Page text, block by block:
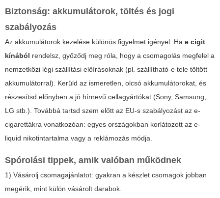
Biztonság: akkumulátorok, töltés és jogi
szabályozás
Az akkumulátorok kezelése különös figyelmet igényel. Ha e cigit
kínából rendelsz, győződj meg róla, hogy a csomagolás megfelel a
nemzetközi légi szállítási előírásoknak (pl. szállítható-e tele töltött
akkumulátorral). Kerüld az ismeretlen, olcsó akkumulátorokat, és
részesítsd előnyben a jó hírnevű cellagyártókat (Sony, Samsung,
LG stb.). Továbbá tartsd szem előtt az EU-s szabályozást az e-
cigarettákra vonatkozóan: egyes országokban korlátozott az e-
liquid nikotintartalma vagy a reklámozás módja.
Spórolási tippek, amik valóban működnek
1) Vásárolj csomagajánlatot: gyakran a készlet csomagok jobban
megérik, mint külön vásárolt darabok.